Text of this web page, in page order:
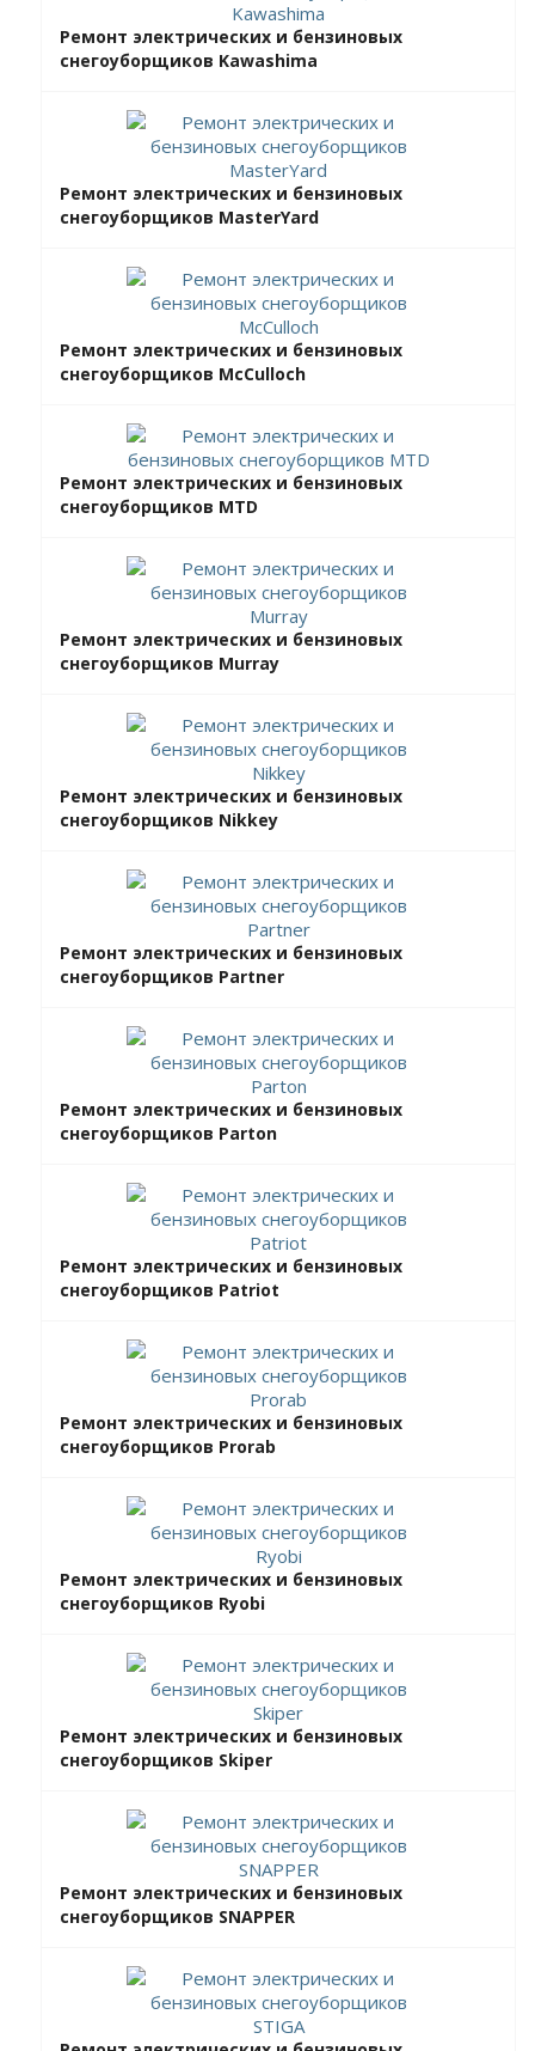
Ремонт электрических и бензиновых
снегоуборщиков Kawashima
Ремонт электрических и бензиновых
снегоуборщиков MasterYard
Ремонт электрических и бензиновых
снегоуборщиков McCulloch
Ремонт электрических и бензиновых
снегоуборщиков MTD
Ремонт электрических и бензиновых
снегоуборщиков Murray
Ремонт электрических и бензиновых
снегоуборщиков Nikkey
Ремонт электрических и бензиновых
снегоуборщиков Partner
Ремонт электрических и бензиновых
снегоуборщиков Parton
Ремонт электрических и бензиновых
снегоуборщиков Patriot
Ремонт электрических и бензиновых
снегоуборщиков Prorab
Ремонт электрических и бензиновых
снегоуборщиков Ryobi
Ремонт электрических и бензиновых
снегоуборщиков Skiper
Ремонт электрических и бензиновых
снегоуборщиков SNAPPER